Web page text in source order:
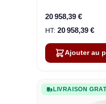
20 958,39 €
20 958,39 €
Ajouter au
LIVRAISON